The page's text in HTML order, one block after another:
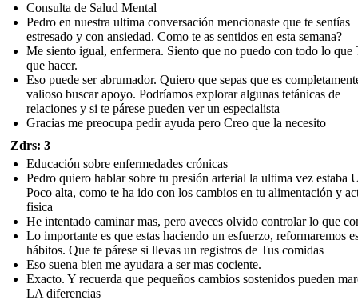
Consulta de Salud Mental
Pedro en nuestra ultima conversación mencionaste que te sentías
estresado y con ansiedad. Como te as sentidos en esta semana?
Me siento igual, enfermera. Siento que no puedo con todo lo que
que hacer.
Eso puede ser abrumador. Quiero que sepas que es
valioso buscar apoyo. Podríamos explorar algunas tetánicas de
relaciones y si te párese pueden ver un especialista
Gracias me preocupa pedir ayuda pero Creo que la necesito
Zdrs: 3
Educación sobre enfermedades crónicas
Pedro quiero hablar sobre tu presión arterial la ultima vez estaba
Poco alta, como te ha ido con los cambios en tu alimentación y
fisica
He intentado caminar mas, pero aveces olvido controlar lo que
Lo importante es que estas haciendo un esfuerzo, reformaremos
hábitos. Que te párese si llevas un registros de Tus comidas
Eso suena bien me ayudara a ser mas cociente.
Exacto. Y recuerda que pequeños cambios sostenidos pueden
LA diferencias